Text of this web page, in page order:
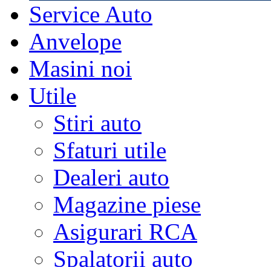
Service Auto
Anvelope
Masini noi
Utile
Stiri auto
Sfaturi utile
Dealeri auto
Magazine piese
Asigurari RCA
Spalatorii auto